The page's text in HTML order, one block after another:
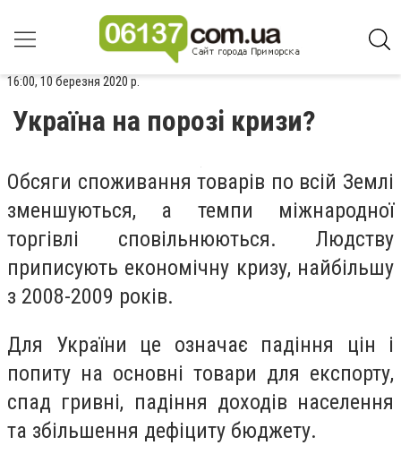
16:00, 10 березня 2020 р.
Україна на порозі кризи?
Обсяги споживання товарів по всій Землі
зменшуються, а темпи міжнародної
торгівлі сповільнюються. Людству
приписують економічну кризу, найбільшу
з 2008-2009 років.
Для України це означає падіння цін і
попиту на основні товари для експорту,
спад гривні, падіння доходів населення
та збільшення дефіциту бюджету.